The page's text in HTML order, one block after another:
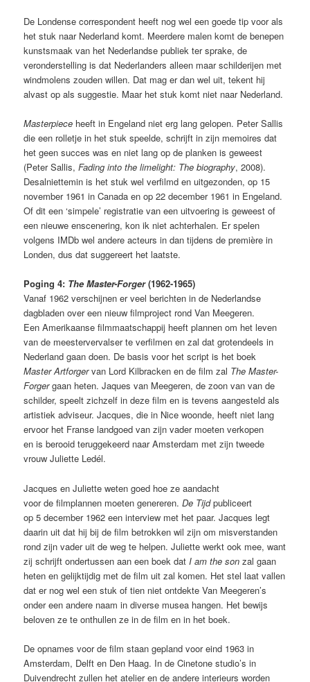
De Londense correspondent heeft nog wel een goede tip voor als
het stuk naar Nederland komt. Meerdere malen komt de benepen
kunstsmaak van het Nederlandse publiek ter sprake, de
veronderstelling is dat Nederlanders alleen maar schilderijen met
windmolens zouden willen. Dat mag er dan wel uit, tekent hij
alvast op als suggestie. Maar het stuk komt niet naar Nederland.
Masterpiece heeft in Engeland niet erg lang gelopen. Peter Sallis
die een rolletje in het stuk speelde, schrijft in zijn memoires dat
het geen succes was en niet lang op de planken is geweest
(Peter Sallis,Fading into the limelight: The biography, 2008).
Desalniettemin is het stuk wel verfilmd en uitgezonden, op 15
november 1961 in Canada en op 22 december 1961 in Engeland.
Of dit een ‘simpele’ registratie van een uitvoering is geweest of
een nieuwe enscenering, kon ik niet achterhalen. Er spelen
volgens IMDb wel andere acteurs in dan tijdens de première in
Londen, dus dat suggereert het laatste.
Poging 4: The Master-Forger(1962-1965)
Vanaf 1962 verschijnen er veel berichten in de Nederlandse
dagbladen over een nieuw filmproject rond Van Meegeren.
Een Amerikaanse filmmaatschappij heeft plannen om het leven
van de meestervervalser te verfilmen en zal dat grotendeels in
Nederland gaan doen. De basis voor het script is het boek
Master Artforgervan Lord Kilbracken en de film zal The Master-
Forgergaan heten. Jaques van Meegeren, de zoon van van de
schilder, speelt zichzelf in deze film en is tevens aangesteld als
artistiek adviseur. Jacques, die in Nice woonde, heeft niet lang
ervoor het Franse landgoed van zijn vader moeten verkopen
en is berooid teruggekeerd naar Amsterdam met zijn tweede
vrouw Juliette Ledél.
Jacques en Juliette weten goed hoe ze aandacht
voor de filmplannen moeten genereren.De Tijdpubliceert
op 5 december 1962 een interview met het paar. Jacques legt
daarin uit dat hij bij de film betrokken wil zijn om misverstanden
rond zijn vader uit de weg te helpen. Juliette werkt ook mee, want
zij schrijft ondertussen aan een boek dat I am the son zal gaan
heten en gelijktijdig met de film uit zal komen. Het stel laat vallen
dat er nog wel een stuk of tien niet ontdekte Van Meegeren’s
onder een andere naam in diverse musea hangen. Het bewijs
beloven ze te onthullen ze in de film en in het boek.
De opnames voor de film staan gepland voor eind 1963 in
Amsterdam, Delft en Den Haag. In de Cinetone studio’s in
Duivendrecht zullen het atelier en de andere interieurs worden